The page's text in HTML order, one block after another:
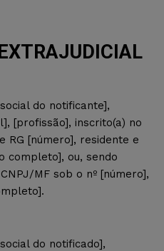
do notificante],
[profissão], inscrito(a) no
RG [número], residente e
completo], ou, sendo
MF sob o nº [número],
do notificado],